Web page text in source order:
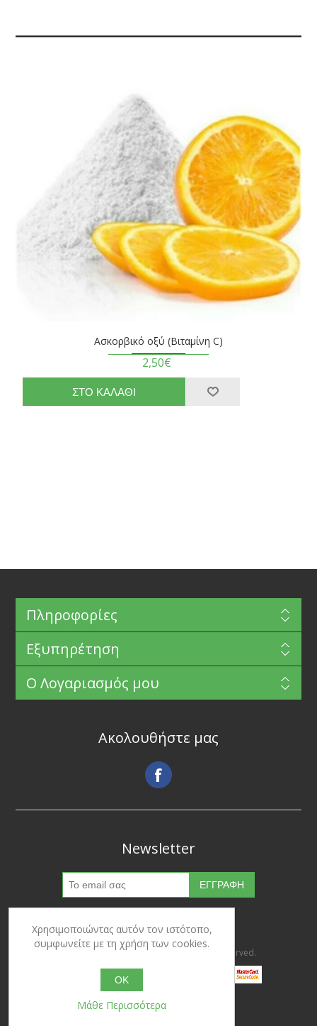
Ασκορβικό οξύ (Βιταμίνη C)
2,50€
Πληροφορίες
Εξυπηρέτηση
Ο Λογαριασμός μου
Ακολουθήστε μας
Newsletter
Copyright © 2026 Ypertrofes. All rights reserved.
Powered bynopCommerce
Χρησιμοποιώντας αυτόν τον ιστότοπο,
συμφωνείτε με τη χρήση των cookies.
OK
Μάθε Περισσότερα